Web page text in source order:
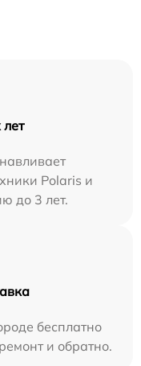
Polaris и
до 3 лет.
бесплатно
и обратно.